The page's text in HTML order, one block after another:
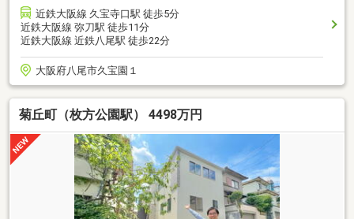
近鉄大阪線 久宝寺口駅 徒歩5分
近鉄大阪線 弥刀駅 徒歩11分
近鉄大阪線 近鉄八尾駅 徒歩22分
大阪府八尾市久宝園１
菊丘町（枚方公園駅） 4498万円